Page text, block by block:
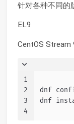
针对各种不同的
EL9
CentOS Stream
1
2
3
4
dnf
dnf